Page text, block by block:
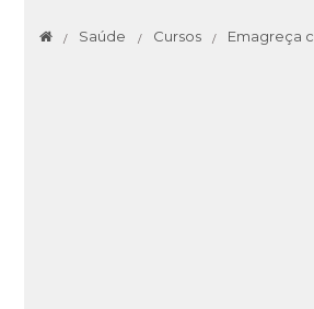
Saúde Cursos Emagreça